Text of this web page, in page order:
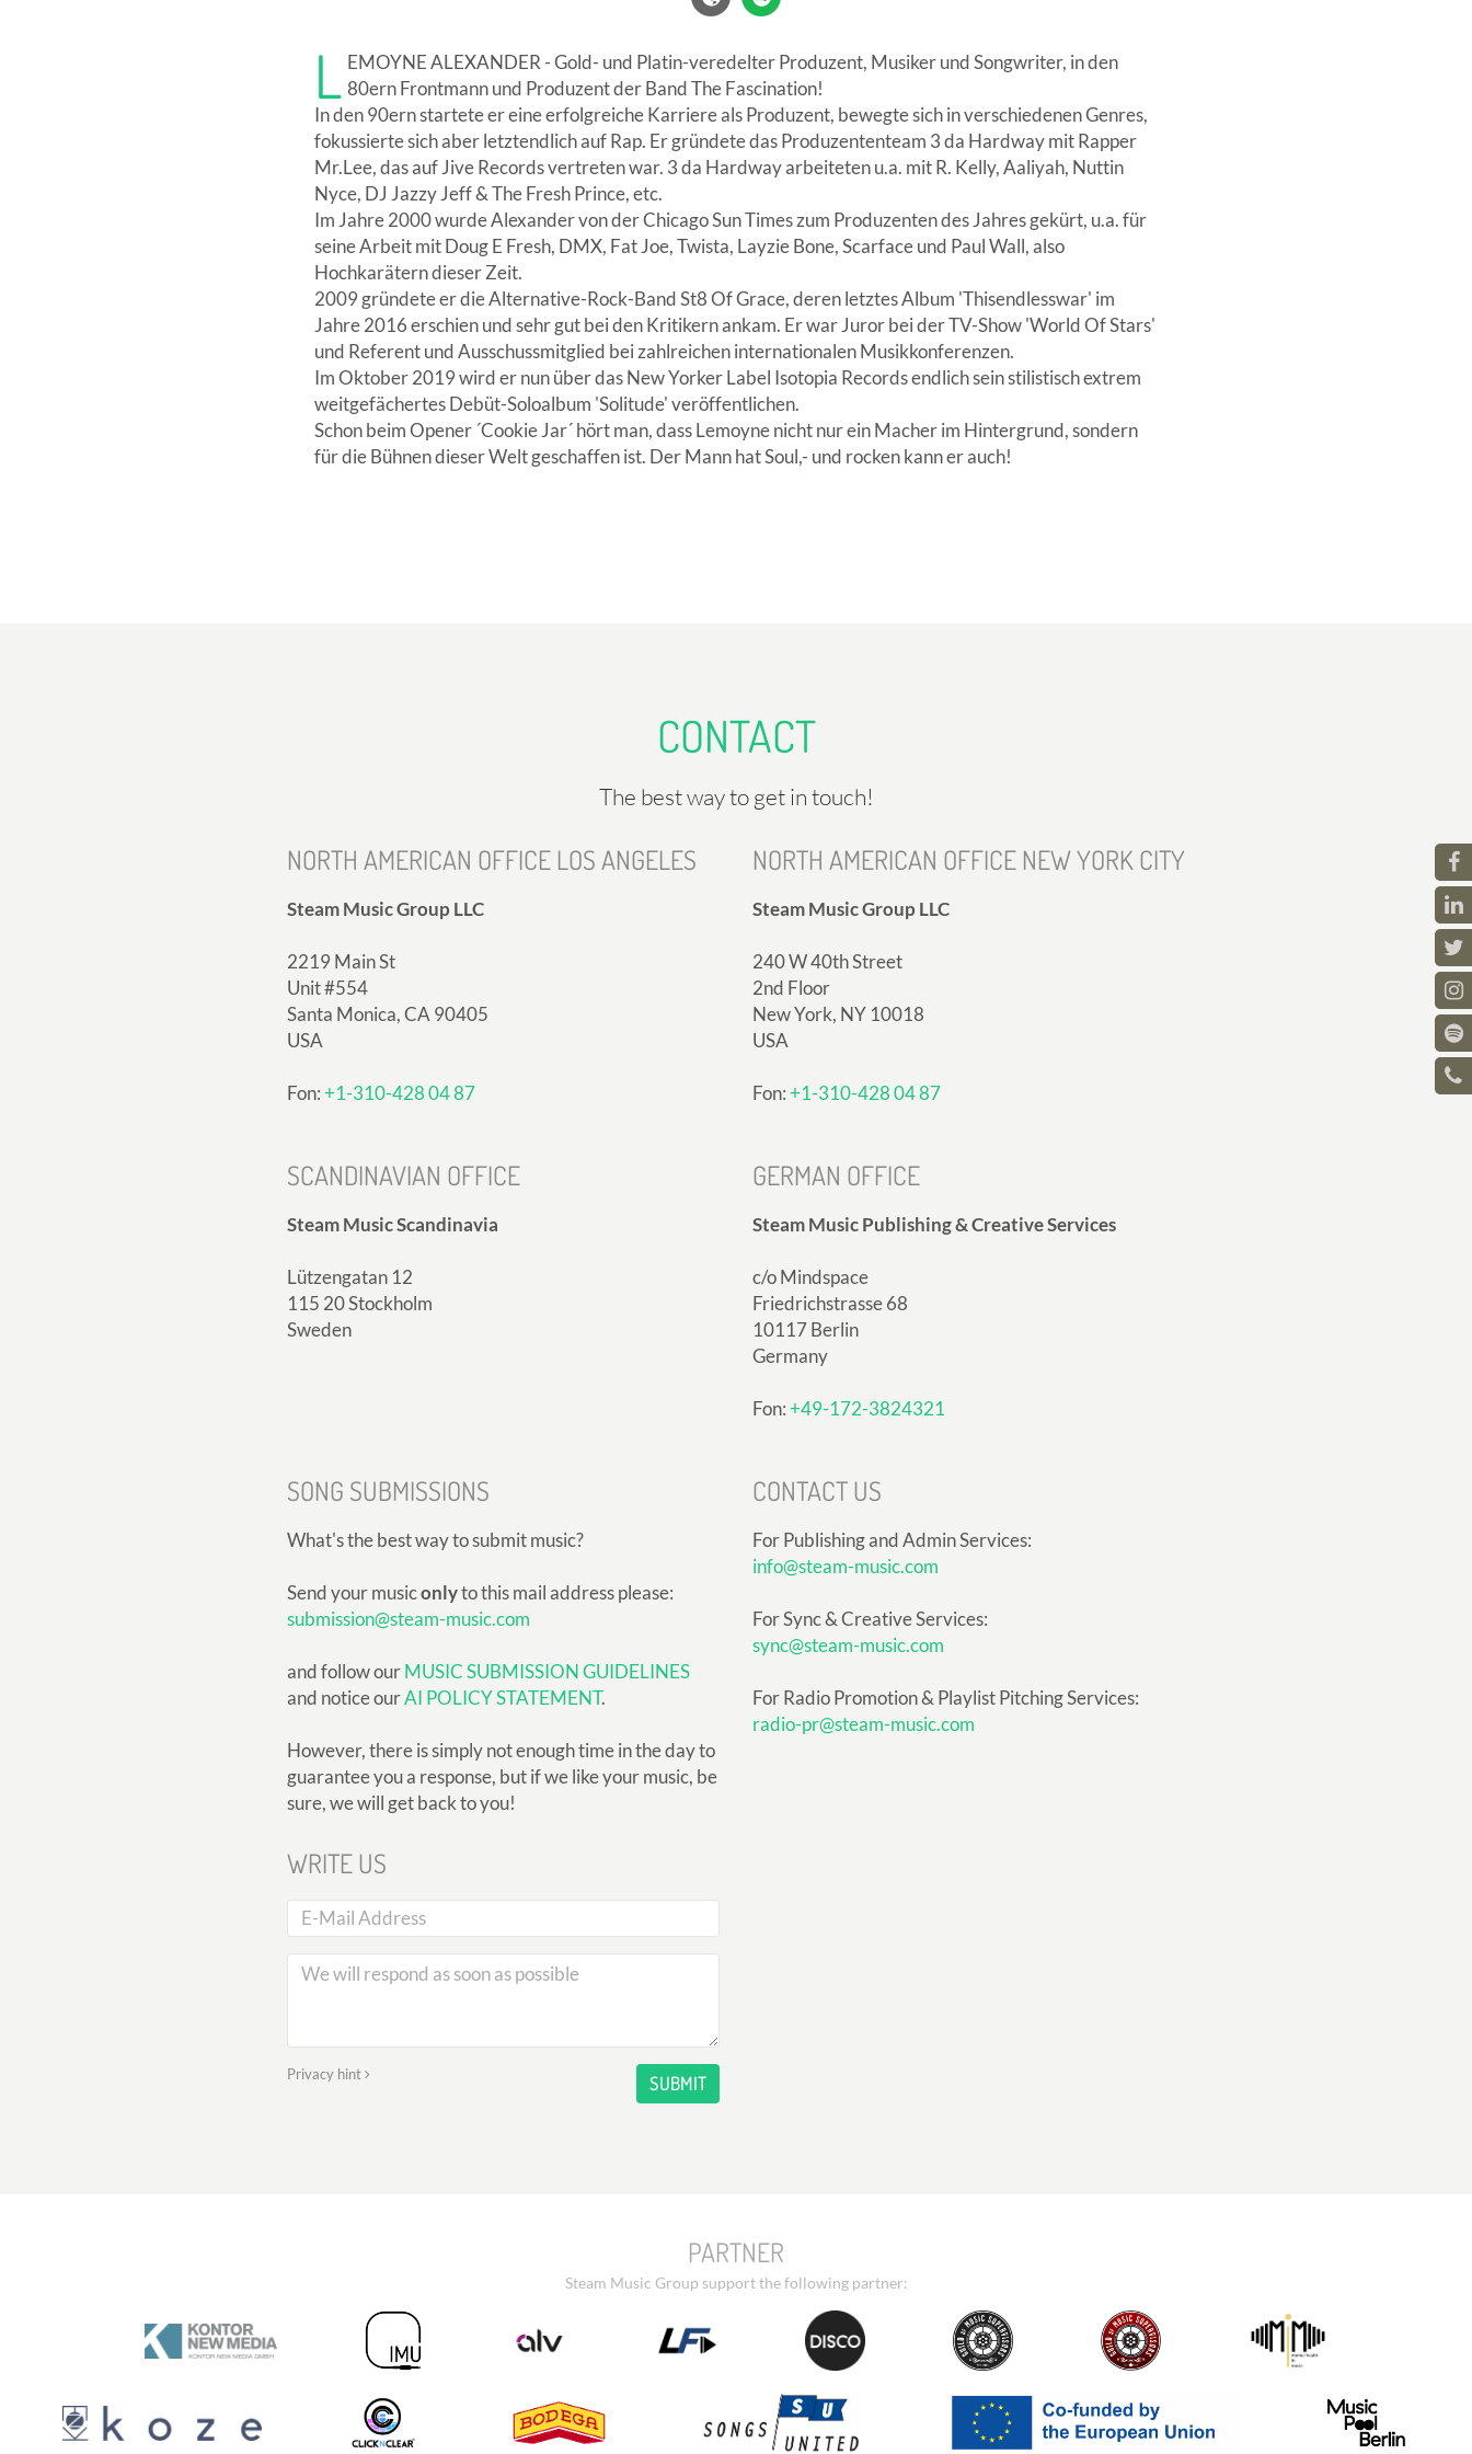
L EMOYNE ALEXANDER - Gold- und Platin-veredelter Produzent, Musiker und Songwriter, in den
80ern Frontmann und Produzent der Band The Fascination!
In den 90ern startete er eine erfolgreiche Karriere als Produzent, bewegte sich in verschiedenen Genres,
fokussierte sich aber letztendlich auf Rap. Er gründete das Produzententeam 3 da Hardway mit Rapper
Mr.Lee, das auf Jive Records vertreten war. 3 da Hardway arbeiteten u.a. mit R. Kelly, Aaliyah, Nuttin
Nyce, DJ Jazzy Jeff & The Fresh Prince, etc.
Im Jahre 2000 wurde Alexander von der Chicago Sun Times zum Produzenten des Jahres gekürt, u.a. für
seine Arbeit mit Doug E Fresh, DMX, Fat Joe, Twista, Layzie Bone, Scarface und Paul Wall, also
Hochkarätern dieser Zeit.
2009 gründete er die Alternative-Rock-Band St8 Of Grace, deren letztes Album 'Thisendlesswar' im
Jahre 2016 erschien und sehr gut bei den Kritikern ankam. Er war Juror bei der TV-Show 'World Of Stars'
und Referent und Ausschussmitglied bei zahlreichen internationalen Musikkonferenzen.
Im Oktober 2019 wird er nun über das New Yorker Label Isotopia Records endlich sein stilistisch extrem
weitgefächertes Debüt-Soloalbum 'Solitude' veröffentlichen.
Schon beim Opener ´Cookie Jar´ hört man, dass Lemoyne nicht nur ein Macher im Hintergrund, sondern
für die Bühnen dieser Welt geschaffen ist. Der Mann hat Soul,- und rocken kann er auch!
CONTACT
The best way to get in touch!
NORTH AMERICAN OFFICE LOS ANGELES
Steam Music Group LLC
2219 Main St
Unit #554
Santa Monica, CA 90405
USA
Fon:+1-310-428 04 87
NORTH AMERICAN OFFICE NEW YORK CITY
Steam Music Group LLC
240 W 40th Street
2nd Floor
New York, NY 10018
USA
Fon:+1-310-428 04 87
SCANDINAVIAN OFFICE
Steam Music Scandinavia
Lützengatan 12
115 20 Stockholm
Sweden
GERMAN OFFICE
Steam Music Publishing & Creative Services
c/o Mindspace
Friedrichstrasse 68
10117 Berlin
Germany
Fon:+49-172-3824321
SONG SUBMISSIONS
What's the best way to submit music?
Send your musiconlyto this mail address please:
submission@steam-music.com
and follow ourMUSIC SUBMISSION GUIDELINES
and notice ourAI POLICY STATEMENT.
However, there is simply not enough time in the day to
guarantee you a response, but if we like your music, be
sure, we will get back to you!
CONTACT US
For Publishing and Admin Services:
info@steam-music.com
For Sync & Creative Services:
sync@steam-music.com
For Radio Promotion & Playlist Pitching Services:
radio-pr@steam-music.com
WRITE US
Privacy hint SUBMIT
PARTNER
Steam Music Group support the following partner: